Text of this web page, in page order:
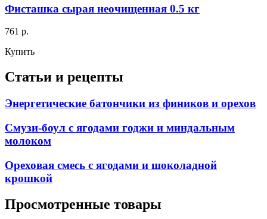
Фисташка сырая неочищенная 0.5 кг
761 р.
Купить
Статьи и рецепты
Энергетические батончики из фиников и орехов
Смузи-боул с ягодами годжи и миндальным
молоком
Ореховая смесь с ягодами и шоколадной
крошкой
Просмотренные товары